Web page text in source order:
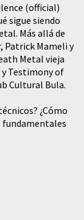
(official)
sigue siendo
Más allá de
Patrick Mameli y
Metal vieja
y Testimony of
Cultural Bula.
¿Cómo
fundamentales